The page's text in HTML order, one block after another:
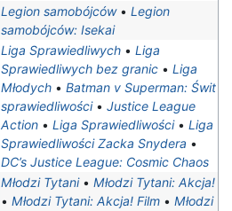
Legion samobójców• Legion
samobójców: Isekai
Liga Sprawiedliwych • Liga
Sprawiedliwych bez granic • Liga
Młodych • Batman v Superman: Świt
sprawiedliwości• Justice League
Action • Liga Sprawiedliwości• Liga
Sprawiedliwości Zacka Snydera •
DC’s Justice League: Cosmic Chaos
Młodzi Tytani• Młodzi Tytani: Akcja!
• Młodzi Tytani: Akcja! Film • Młodzi